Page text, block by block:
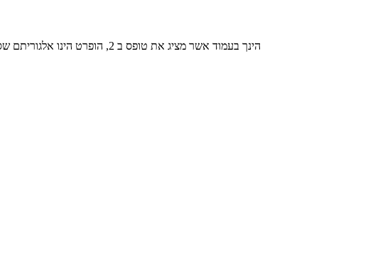
הינך בעמוד אשר מציג את טופס ב 2, הופרט הינו אלגוריתם שסורק את הרשת בחיפוש אחר טפסים שיכולים לשמש כל אחד בחיי היום יום המנוע מיועד לחסוך את החיפוש המייגע באתרי ממשלה וכדומה